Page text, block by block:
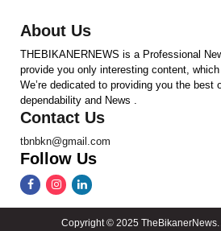
About Us
THEBIKANERNEWS is a Professional
provide you only interesting content,
We’re dedicated to providing you the best
dependability and News .
Contact Us
tbnbkn@gmail.com
Follow Us
Copyright © 2025